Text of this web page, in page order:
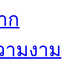
ก
มงาม